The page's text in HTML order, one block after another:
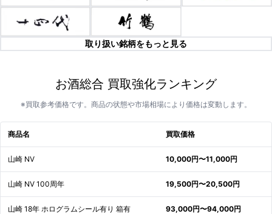
取り扱い銘柄をもっと見る
お酒総合 買取強化ランキング
※買取参考価格です。商品の状態や市場相場により価格は変動します。
商品名 買取価格
山崎 NV 10,000円〜11,000円
山崎 NV 100周年 19,500円〜20,500円
山崎 18年 ホログラムシール有り 箱有 93,000円〜94,000円